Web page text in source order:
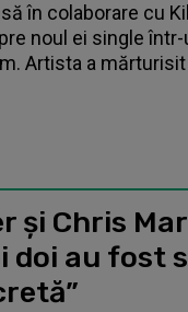
în colaborare cu
noul ei single
Artista a
și Chris
doi au fost